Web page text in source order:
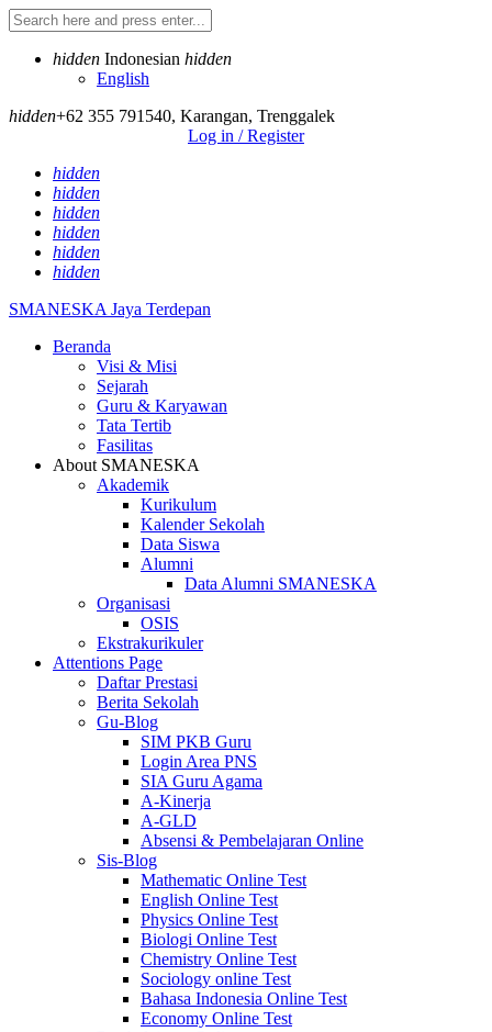
hidden Indonesian hidden
English
hidden+62 355 791540, Karangan, Trenggalek
Log in / Register
hidden
hidden
hidden
hidden
hidden
hidden
SMANESKA Jaya Terdepan
Beranda
Visi & Misi
Sejarah
Guru & Karyawan
Tata Tertib
Fasilitas
About SMANESKA
Akademik
Kurikulum
Kalender Sekolah
Data Siswa
Alumni
Data Alumni SMANESKA
Organisasi
OSIS
Ekstrakurikuler
Attentions Page
Daftar Prestasi
Berita Sekolah
Gu-Blog
SIM PKB Guru
Login Area PNS
SIA Guru Agama
A-Kinerja
A-GLD
Absensi & Pembelajaran Online
Sis-Blog
Mathematic Online Test
English Online Test
Physics Online Test
Biologi Online Test
Chemistry Online Test
Sociology online Test
Bahasa Indonesia Online Test
Economy Online Test